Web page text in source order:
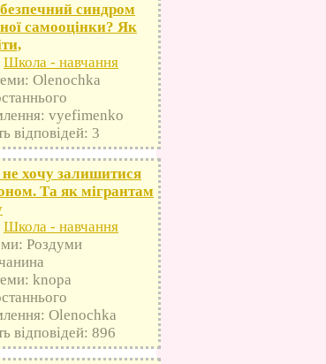
синдром
самооцінки? Як
Школа - навчання
Olenochka
vyefimenko
відповідей: 3
хочу залишитися
Та як мігрантам
Школа - навчання
Роздуми
knopa
Olenochka
відповідей: 896